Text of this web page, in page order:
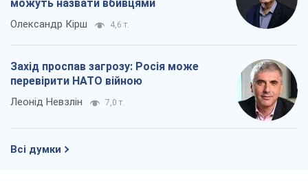
можуть назвати вбивцями
Олександр Кірш 4,6 т.
Захід проспав загрозу: Росія може
перевірити НАТО війною
Леонід Невзлін 7,0 т.
Всі думки